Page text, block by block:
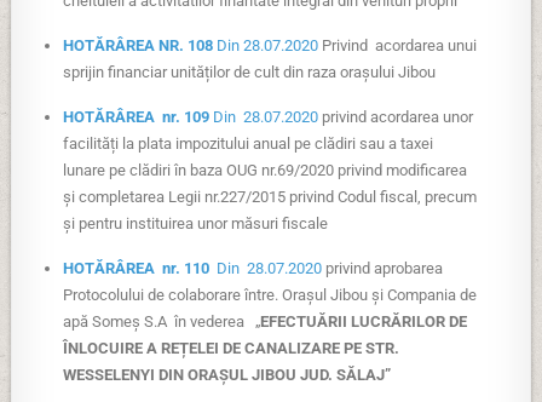
HOTĂRÂREA NR. 108 Din 28.07.2020 Privind acordarea unui
sprijin financiar unităților de cult din raza orașului Jibou
HOTĂRÂREA nr. 109 Din 28.07.2020 privind acordarea unor
facilități la plata impozitului anual pe clădiri sau a taxei
lunare pe clădiri în baza OUG nr.69/2020 privind modificarea
și completarea Legii nr.227/2015 privind Codul fiscal, precum
și pentru instituirea unor măsuri fiscale
HOTĂRÂREA nr. 110 Din 28.07.2020 privind aprobarea
Protocolului de colaborare între. Orașul Jibou și Compania de
apă Someș S.A în vederea „EFECTUĂRII LUCRĂRILOR DE
ÎNLOCUIRE A REȚELEI DE CANALIZARE PE STR.
WESSELENYI DIN ORAȘUL JIBOU JUD. SĂLAJ”